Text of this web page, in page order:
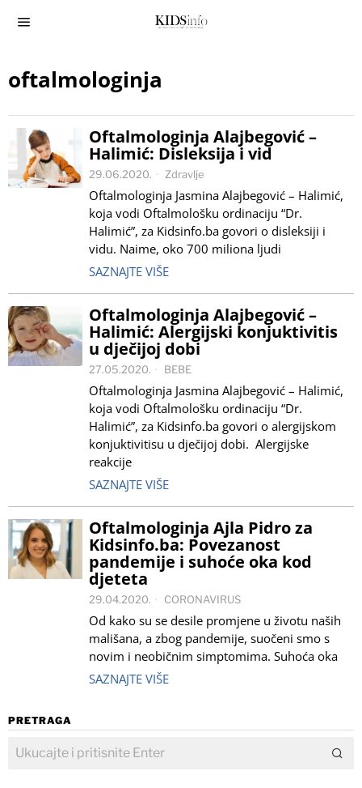
oftalmologinja
Oftalmologinja Alajbegović –
Halimić: Disleksija i vid
29.06.2020. Zdravlje
Oftalmologinja Jasmina Alajbegović – Halimić,
koja vodi Oftalmološku ordinaciju “Dr.
Halimić”, za Kidsinfo.ba govori o disleksiji i
vidu. Naime, oko 700 miliona ljudi
SAZNAJTE VIŠE
Oftalmologinja Alajbegović –
Halimić: Alergijski konjuktivitis
u dječijoj dobi
27.05.2020. BEBE
Oftalmologinja Jasmina Alajbegović – Halimić,
koja vodi Oftalmološku ordinaciju “Dr.
Halimić”, za Kidsinfo.ba govori o alergijskom
konjuktivitisu u dječijoj dobi. Alergijske
reakcije
SAZNAJTE VIŠE
Oftalmologinja Ajla Pidro za
Kidsinfo.ba: Povezanost
pandemije i suhoće oka kod
djeteta
29.04.2020. CORONAVIRUS
Od kako su se desile promjene u životu naših
mališana, a zbog pandemije, suočeni smo s
novim i neobičnim simptomima. Suhoća oka
SAZNAJTE VIŠE
PRETRAGA